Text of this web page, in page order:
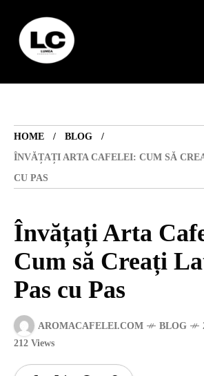
HOME
BLOG
ÎNVĂȚAȚI ARTA CAFELEI: CUM SĂ
CU PAS
Învățați Arta
Cum să Creați
Pas cu Pas
AROMACAFELEI.COM BLOG
212 Views